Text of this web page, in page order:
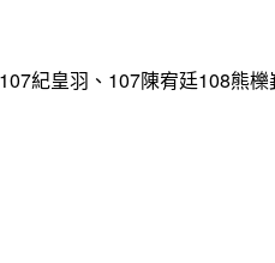
紀皇羽、107陳宥廷108熊